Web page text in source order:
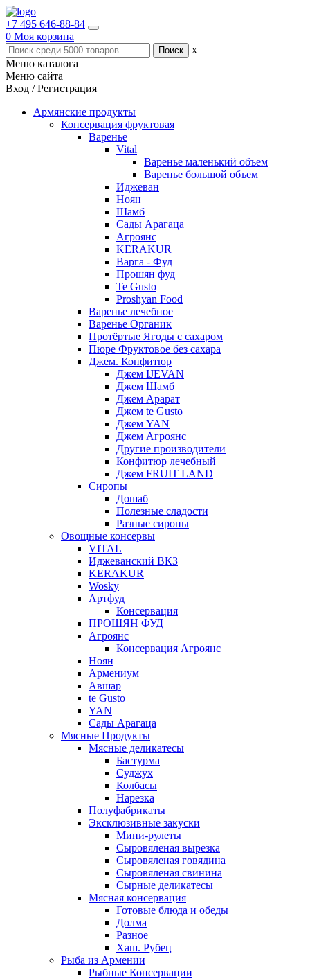
+7 495 646-88-84
0 Моя корзина
x
Меню каталога
Меню сайта
Вход / Регистрация
Армянские продукты
Консервация фруктовая
Варенье
Vital
Варенье маленький объем
Варенье большой объем
Иджеван
Ноян
Шамб
Сады Арагаца
Агроянс
KERAKUR
Варга - Фуд
Прошян фуд
Te Gusto
Proshyan Food
Варенье лечебное
Варенье Органик
Протёртые Ягоды с сахаром
Пюре Фруктовое без сахара
Джем. Конфитюр
Джем IJEVAN
Джем Шамб
Джем Арарат
Джем te Gusto
Джем YAN
Джем Агроянс
Другие производители
Конфитюр лечебный
Джем FRUIT LAND
Сиропы
Дошаб
Полезные сладости
Разные сиропы
Овощные консервы
VITAL
Иджеванский ВКЗ
KERAKUR
Wosky
Артфуд
Консервация
ПРОШЯН ФУД
Агроянс
Консервация Агроянс
Ноян
Армениум
Авшар
te Gusto
YAN
Сады Арагаца
Мясные Продукты
Мясные деликатесы
Бастурма
Суджух
Колбасы
Нарезка
Полуфабрикаты
Эксклюзивные закуски
Мини-рулеты
Сыровяленая вырезка
Сыровяленая говядина
Сыровяленая свинина
Сырные деликатесы
Мясная консервация
Готовые блюда и обеды
Долма
Разное
Хаш. Рубец
Рыба из Армении
Рыбные Консервации